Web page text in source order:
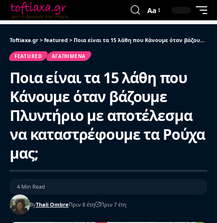
Aa
Toftiaxa.gr > featured > Ποια είναι τα 15 λάθη που Κάνουμε όταν βάζουμε Πλυντήριο με αποτέλεσμα να καταστρέφουμε τα Ρούχα μας;
FEATURED ΑΓΑΠΗΜΈΝΑ
Ποια είναι τα 15 λάθη που
Κάνουμε όταν βάζουμε
Πλυντήριο με αποτέλεσμα
να καταστρέφουμε τα Ρούχα
μας;
ByThali OmbreΠριν 8 έτη Πριν 7 έτη
4 Min Read